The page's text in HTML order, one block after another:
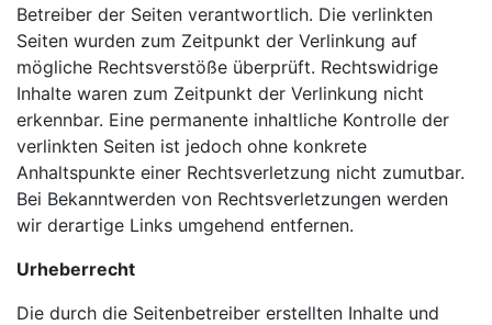
Betreiber der Seiten verantwortlich. Die verlinkten
Seiten wurden zum Zeitpunkt der Verlinkung auf
mögliche Rechtsverstöße überprüft. Rechtswidrige
Inhalte waren zum Zeitpunkt der Verlinkung nicht
erkennbar. Eine permanente inhaltliche Kontrolle der
verlinkten Seiten ist jedoch ohne konkrete
Anhaltspunkte einer Rechtsverletzung nicht zumutbar.
Bei Bekanntwerden von Rechtsverletzungen werden
wir derartige Links umgehend entfernen.
Urheberrecht
Die durch die Seitenbetreiber erstellten Inhalte und